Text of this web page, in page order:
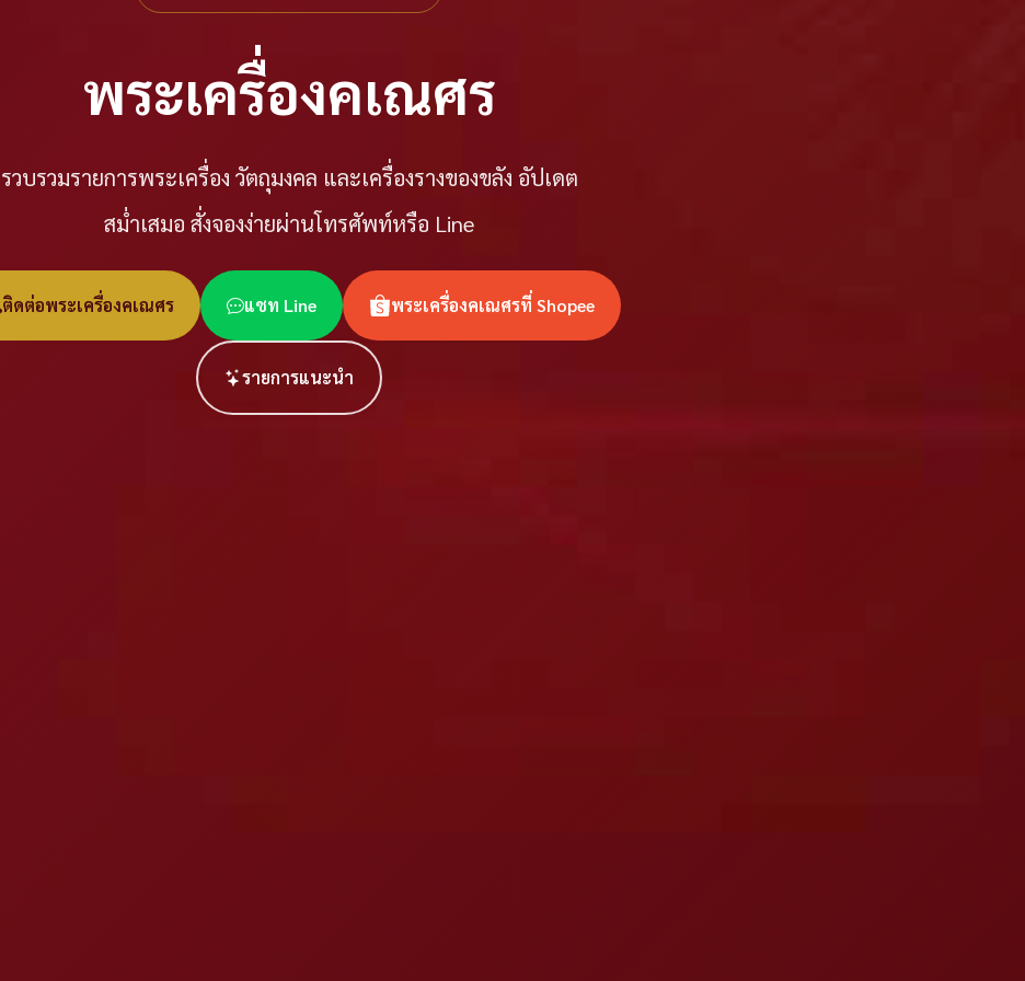
พระเครื่องคเณศร
รวบรวมรายการพระเครื่อง วัตถุมงคล และเครื่องรางของขลัง อัปเดต
สม่ำเสมอ สั่งจองง่ายผ่านโทรศัพท์หรือ Line
ติดต่อพระเครื่องคเณศร แชท Line พระเครื่องคเณศรที่ Shopee
รายการแนะนำ